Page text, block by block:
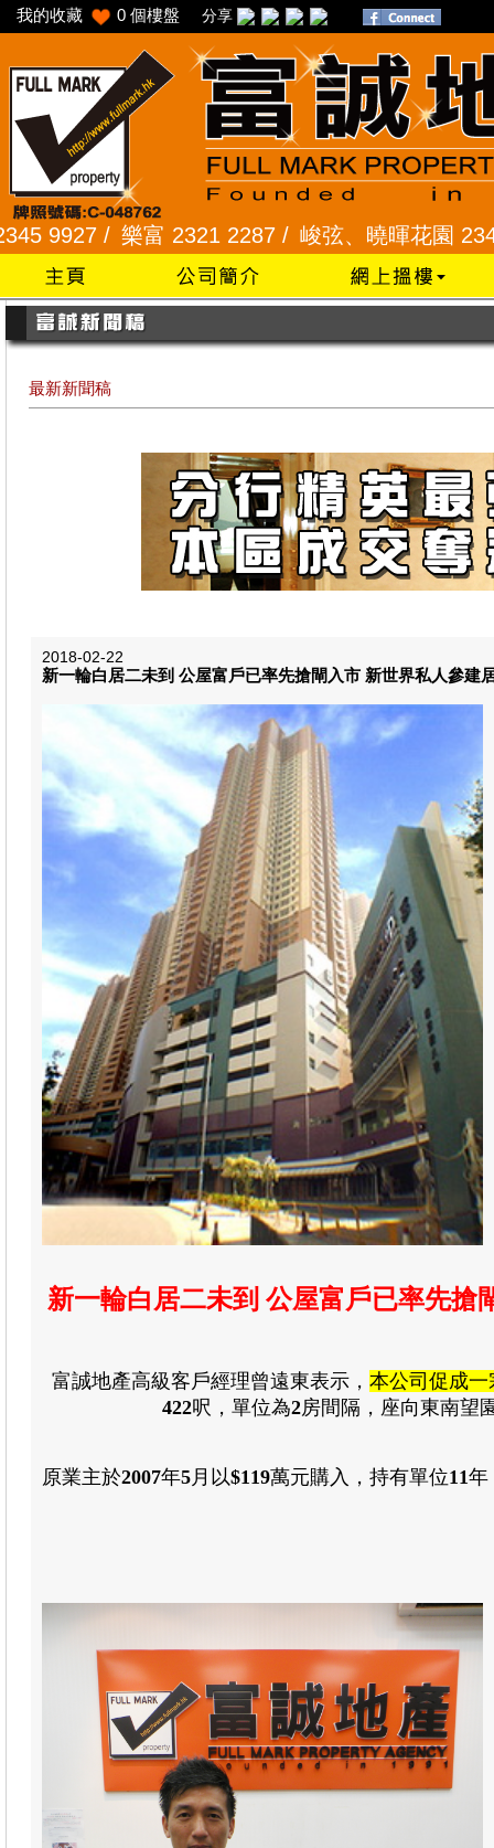
我的收藏 0 個樓盤 分享
/樂富 2321 2287 /峻弦、曉暉花園 2345 1286 /
最新新聞稿
2018-02-22
新一輪白居二未到 公屋富戶已率先搶閘入市 新世界私人參
新一輪白居二未到 公屋富戶已率先
富誠地產高級客戶經理曾遠東表示， 本公司促成一
422呎，單位為2房間隔 ， 座向東南望
原業主於2007年5 月 以$119萬元購入，持有單位11年